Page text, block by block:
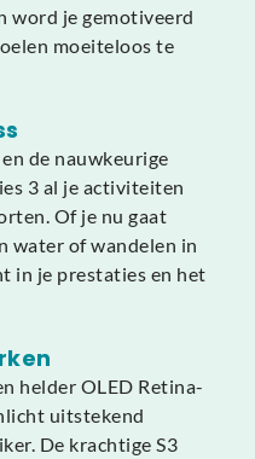
word je gemotiveerd
moeiteloos te
de nauwkeurige
3 al je activiteiten
Of je nu gaat
water of wandelen in
in je prestaties en het
helder OLED Retina-
uitstekend
De krachtige S3